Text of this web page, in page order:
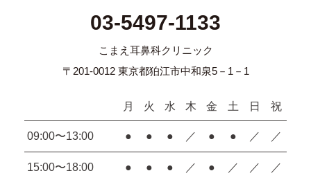
03-5497-1133
こまえ耳鼻科クリニック
〒201-0012 東京都狛江市中和泉5－1－1
月 火 水 木 金 土 日 祝
09:00〜13:00 ● ● ● ／ ● ● ／ ／
15:00〜18:00 ● ● ● ／ ● ／ ／ ／